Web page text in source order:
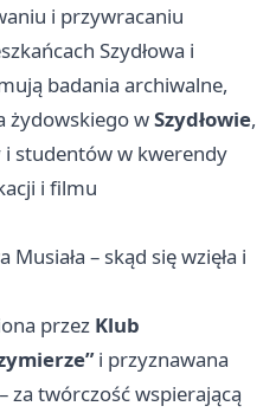
i przywracaniu
Szydłowa i
badania archiwalne,
żydowskiego wSzydłowie,
i studentów w kwerendy
i filmu
– skąd się wzięła i
przez Klub
i przyznawana
za twórczość wspierającą